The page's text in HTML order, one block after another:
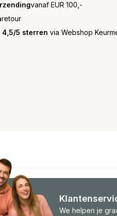
vanaf EUR 100,-
retour
4,5/5 sterren via Webshop
We helpen je